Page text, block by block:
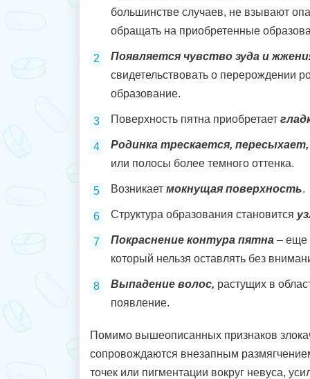
большинстве случаев, не взывают
обращать на приобретенные
Появляется чувство зуда и
свидетельствовать о перерождении
образование.
Поверхность пятна приобретает
Родинка трескается, пересыхает,
или полосы более темного оттенка.
Возникает мокнущая поверхность.
Структура образования становится
Покраснение контура пятна – еще
который нельзя оставлять без
Выпадение волос, растущих в
появление.
Помимо вышеописанных признаков
сопровождаются внезапным
точек или пигментации вокруг невуса,